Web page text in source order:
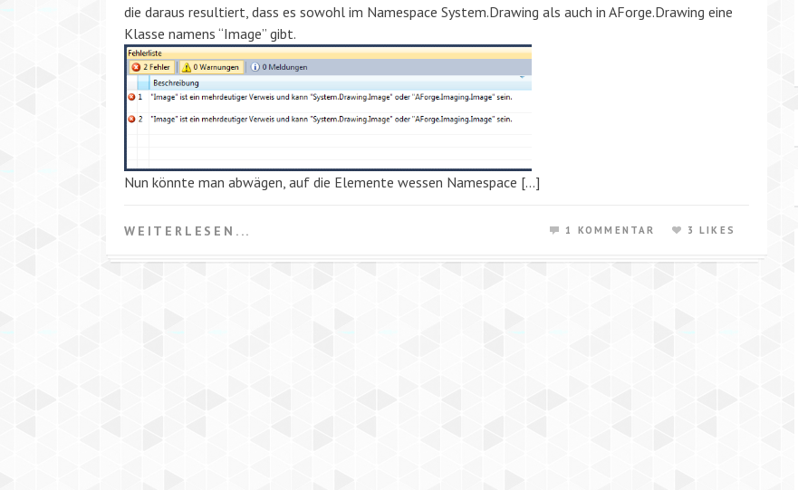
die daraus resultiert, dass es sowohl im Namespace System.Drawing als auch in AForge.Drawing eine
Klasse namens “Image” gibt.
Nun könnte man abwägen, auf die Elemente wessen Namespace […]
WEITERLESEN... 1 KOMMENTAR 3 LIKES